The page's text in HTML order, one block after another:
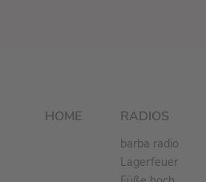
HOME RADIOS
barba radio
Lagerfeuer